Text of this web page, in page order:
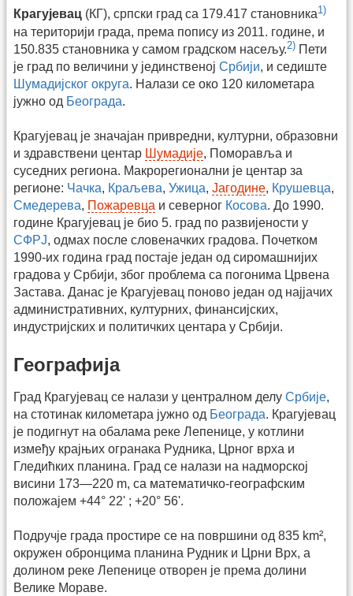
Крагујевац (КГ), српски град са 179.417 становника1)
на територији града, према попису из 2011. године, и
150.835 становника у самом градском насељу.2) Пети
је град по величини у јединственој Србији, и седиште
Шумадијског округа. Налази се око 120 километара
јужно од Београда.
Крагујевац је значајан привредни, културни, образовни
и здравствени центар Шумадије, Поморавља и
суседних региона. Макрорегионални је центар за
регионе: Чачка, Краљева, Ужица, Јагодине, Крушевца,
Смедерева, Пожаревца и северног Косова. До 1990.
године Крагујевац је био 5. град по развијености у
СФРЈ, одмах после словеначких градова. Почетком
1990-их година град постаје један од сиромашнијих
градова у Србији, због проблема са погонима Црвена
Застава. Данас је Крагујевац поново један од најјачих
административних, културних, финансијских,
индустријских и политичких центара у Србији.
Географија
Град Крагујевац се налази у централном делу Србије,
на стотинак километара јужно од Београда. Крагујевац
је подигнут на обалама реке Лепенице, у котлини
између крајњих огранака Рудника, Црног врха и
Гледићких планина. Град се налази на надморској
висини 173—220 m, са математичко-географским
положајем +44° 22' ; +20° 56'.
Подручје града простире се на површини од 835 km²,
окружен обронцима планина Рудник и Црни Врх, а
долином реке Лепенице отворен је према долини
Велике Мораве.